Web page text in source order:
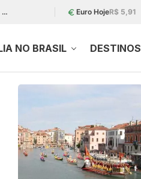
… Euro HojeR$ 5,91
NO BRASIL DESTINOS